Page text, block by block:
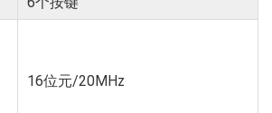
16位元/20MHz